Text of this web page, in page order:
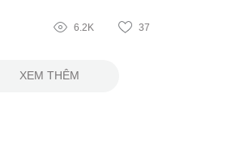
6.2K 37
XEM THÊM